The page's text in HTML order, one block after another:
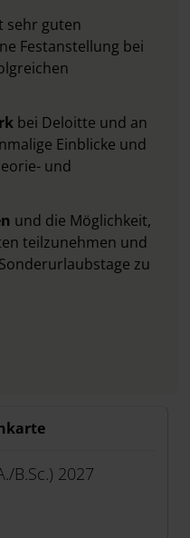
sehr guten
Festanstellung bei
bei Deloitte und an
Einblicke und
und
und die Möglichkeit,
teilzunehmen und
zu
B.Sc.) 2027